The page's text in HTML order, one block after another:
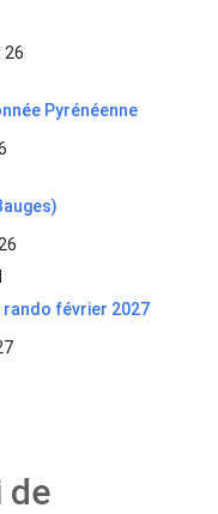
26
Pyrénéenne
rando février 2027
de